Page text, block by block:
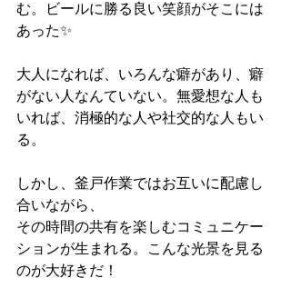
む。ビールに勝る良い笑顔がそこには
あった✨
大人になれば、いろんな癖があり、癖
がない人なんていない。無愛想な人も
いれば、消極的な人や社交的な人もい
る。
しかし、釜戸作業ではお互いに配慮し
合いながら、
その時間の共有を楽しむコミュニケー
ションが生まれる。こんな光景を見る
のが大好きだ！